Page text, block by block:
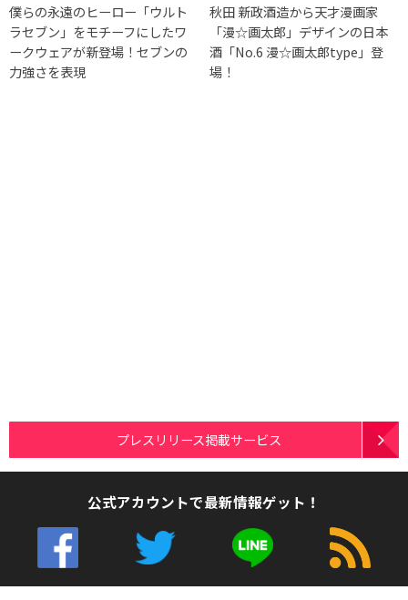
僕らの永遠のヒーロー「ウルト
ラセブン」をモチーフにしたワ
ークウェアが新登場！セブンの
力強さを表現
秋田 新政酒造から天才漫画家
「漫☆画太郎」デザインの日本
酒「No.6 漫☆画太郎type」登
場！
プレスリリース掲載サービス
公式アカウントで最新情報ゲット！